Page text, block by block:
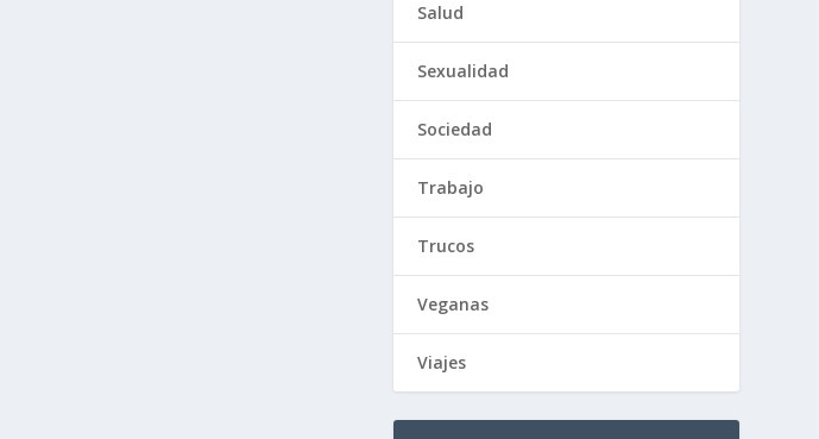
Salud
Sexualidad
Sociedad
Trabajo
Trucos
Veganas
Viajes